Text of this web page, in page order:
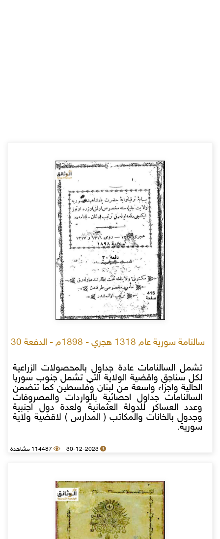
سالنامة سورية عام 1318 هجري - 1898م - الدفعة 30
تشمل السالنامات عادة جداول بالمحصولات الزراعية
لكل سناجق واقضية الولاية التي تشمل جنوب سوريا
الحالية واجزاء واسعة من لبنان وفلسطين كما تتضمن
السالنامات جداول احصائية بالواردات والمصروفات
وعدد العساكر للدولة العثمانية ولعدة دول اجنبية
وجدول بالخانات والمكاتب ( المدارس ) لاقضية ولاية
سورية.
30-12-2023 114487 مشاهدة